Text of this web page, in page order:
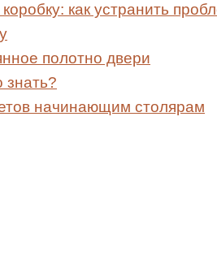
как устранить
полотно двери
начинающим столярам